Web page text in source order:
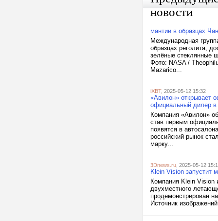
новости
мантии в образцах
Международная
образцах реголита,
зелёные стеклянные
Фото: NASA /
Mazarico...
iXBT, 2025-05-12 15:32
«Авилон» открывает
официальный дилер в
Компания «Авилон»
став первым
появятся в
российский рынок
марку...
3Dnews.ru , 2025-05-12
Klein Vision запустит
Компания Klein Vision
двухместного
продемонстрирован
Источник